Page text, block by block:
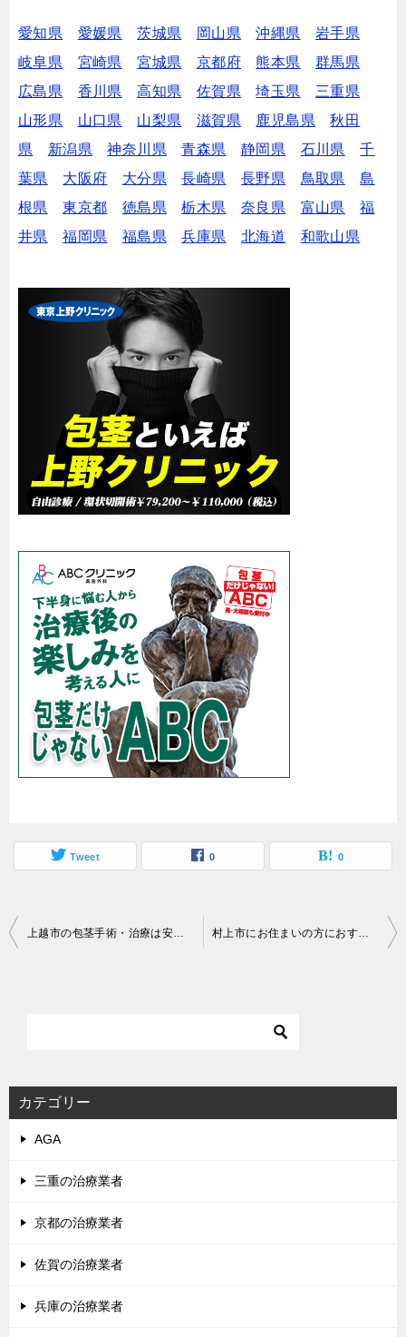
愛知県 愛媛県 茨城県 岡山県 沖縄県
岩手県
岐阜県
宮崎県 宮城県 京都府 熊本県
群馬県
広島県
香川県 高知県 佐賀県 埼玉県
三重県
山形県
山口県 山梨県 滋賀県 鹿児島県
秋田
県
新潟県 神奈川県 青森県 静岡県 石川県
千
葉県
大阪府 大分県 長崎県 長野県 鳥取県
島
根県
東京都 徳島県 栃木県 奈良県 富山県
福
井県
福岡県 福島県 兵庫県 北海道 和歌山県
Tweet 0 0
投
シ
ョ
上越市の包茎手術・治療は安い料金のがおすすめ？相場・口コミや評判 村上市にお住まいの方におすすめの包茎手術（包茎手術）クリニックは？料金相場・口コミや評判
カテゴリー
AGA
三重の治療業者
京都の治療業者
佐賀の治療業者
兵庫の治療業者